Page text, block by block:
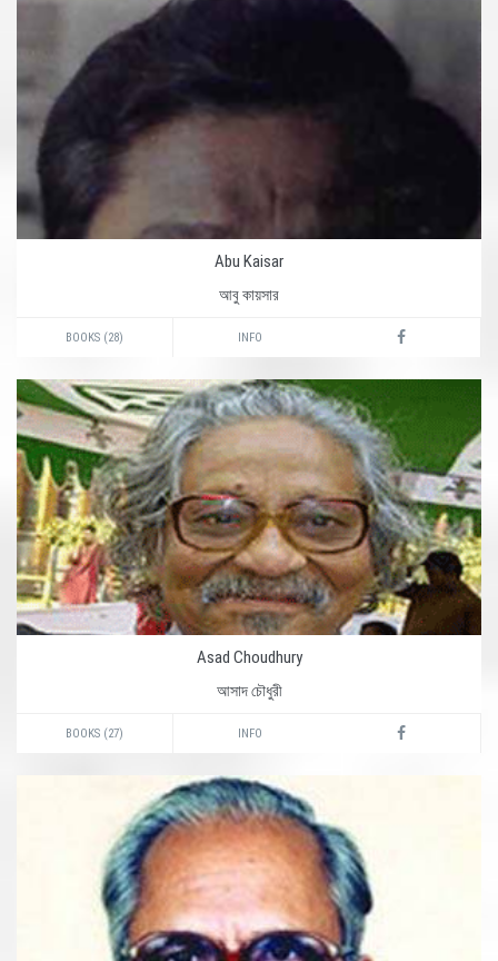
Abu Kaisar
আবু কায়সার
BOOKS (28) INFO
Asad Choudhury
আসাদ চৌধুরী
BOOKS (27) INFO